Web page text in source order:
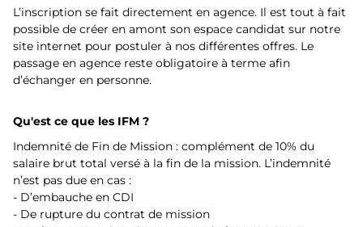
L’inscription se fait directement en agence. Il est tout à fait
possible de créer en amont son espace candidat sur notre
site internet pour postuler à nos différentes offres. Le
passage en agence reste obligatoire à terme afin
d’échanger en personne.
Qu'est ce que les IFM ?
Indemnité de Fin de Mission : complément de 10% du
salaire brut total versé à la fin de la mission. L’indemnité
n’est pas due en cas :
- D’embauche en CDI
- De rupture du contrat de mission